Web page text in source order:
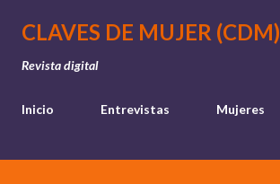
Ir al contenido principal
CLAVES DE MUJER (CDM)
Revista digital
Inicio Entrevistas Mujeres